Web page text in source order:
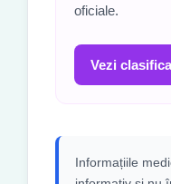
oficiale.
Vezi
Informațiile